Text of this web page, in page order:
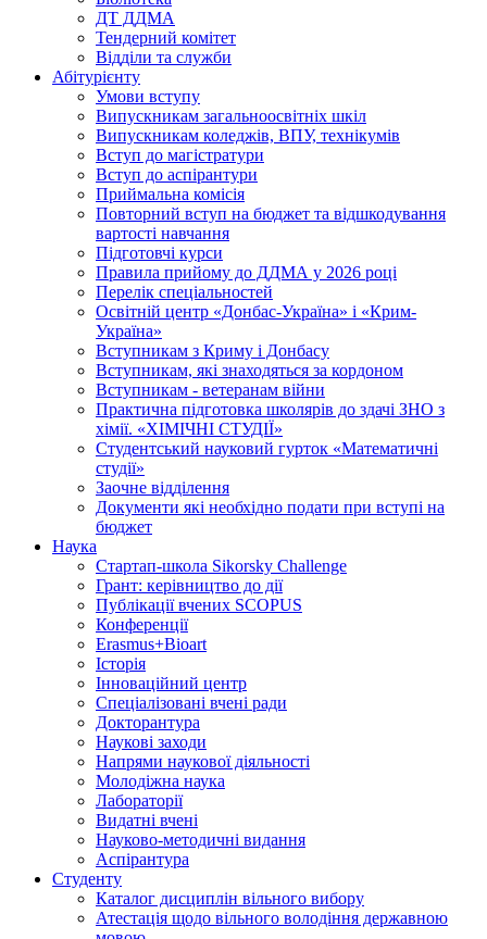
ДТ ДДМА
Тендерний комітет
Відділи та служби
Абітурієнту
Умови вступу
Випускникам загальноосвітніх шкіл
Випускникам коледжів, ВПУ, технікумів
Вступ до магістратури
Вступ до аспірантури
Приймальна комісія
Повторний вступ на бюджет та відшкодування
вартості навчання
Підготовчі курси
Правила прийому до ДДМА у 2026 році
Перелік спеціальностей
Освітній центр «Донбас-Україна» і «Крим-
Україна»
Вступникам з Криму і Донбасу
Вступникам, які знаходяться за кордоном
Вступникам - ветеранам війни
Практична підготовка школярів до здачі ЗНО з
хімії. «ХІМІЧНІ СТУДІЇ»
Студентський науковий гурток «Математичні
студії»
Заочне відділення
Документи які необхідно подати при вступі на
бюджет
Наука
Стартап-школа Sikorsky Challenge
Грант: керівництво до дії
Публікації вчених SCOPUS
Конференції
Erasmus+Bioart
Історія
Інноваційний центр
Спеціалізовані вчені ради
Докторантура
Наукові заходи
Напрями наукової діяльності
Молодіжна наука
Лабораторії
Видатні вчені
Науково-методичні видання
Аспірантура
Студенту
Каталог дисциплін вільного вибору
Атестація щодо вільного володіння державною